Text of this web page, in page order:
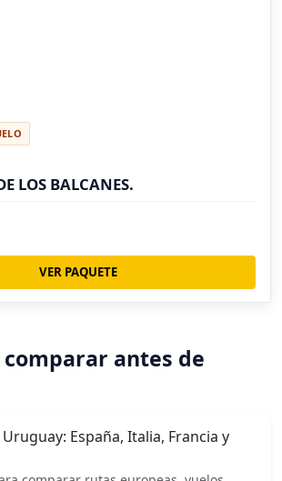
LOS BALCANES.
VER PAQUETE
antes de
España, Italia, Francia y